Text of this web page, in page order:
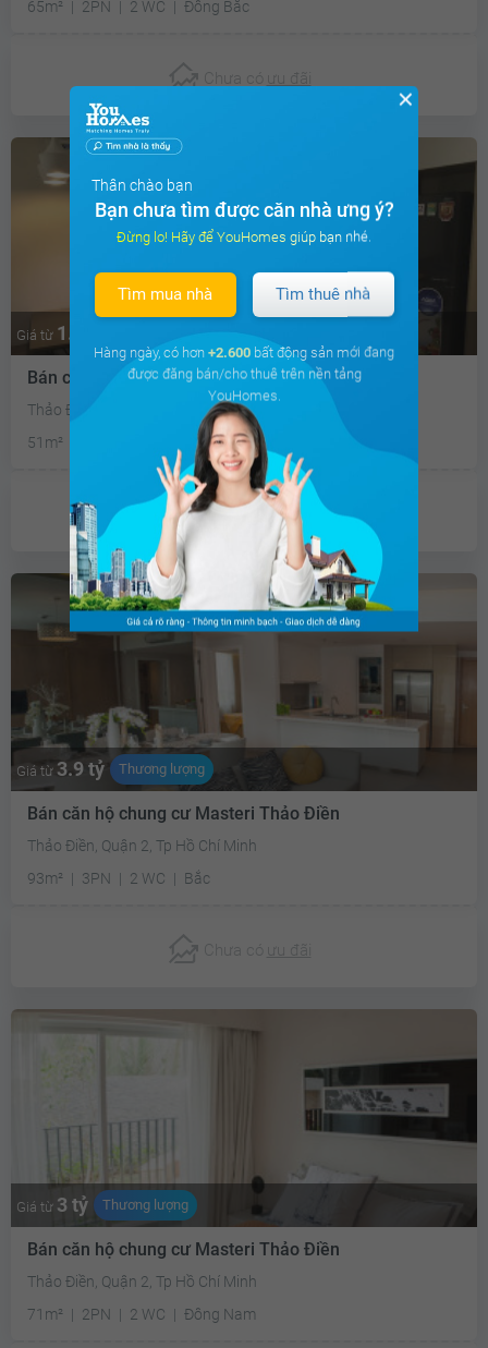
65m² 2PN 2 WC Đông Bắc
Chưa có ưu đãi
Giá từ 1.7 tỷ Thương lượng
Bán căn hộ chung cư Masteri Thảo Điền
Thảo Điền, Quận 2, Tp Hồ Chí Minh
51m²
Tây Bắc
Chưa có ưu đãi
Giá từ 3.9 tỷ Thương lượng
Bán căn hộ chung cư Masteri Thảo Điền
Thảo Điền, Quận 2, Tp Hồ Chí Minh
93m²
3PN 2 WC Bắc
Chưa có ưu đãi
Giá từ 3 tỷ Thương lượng
Bán căn hộ chung cư Masteri Thảo Điền
Thảo Điền, Quận 2, Tp Hồ Chí Minh
71m²
2PN 2 WC Đông Nam
✕
Thân chào bạn
Bạn chưa tìm được căn nhà ưng ý?
Đừng lo! Hãy để YouHomes giúp bạn nhé.
Tìm mua nhà Tìm thuê nhà
Hàng ngày, có hơn +2.600 bất động sản mới đang
được đăng bán/cho thuê trên nền tảng
YouHomes.